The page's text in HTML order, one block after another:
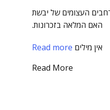
העצומים של יבשת
האם המלאה בזכרונות.
אין מילים Read more
Read More